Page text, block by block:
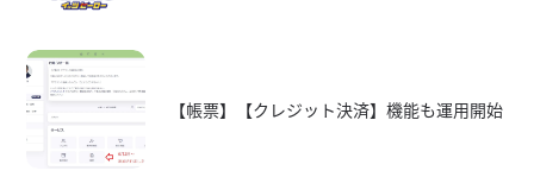
【帳票】【クレジット決済】機能も運用開始